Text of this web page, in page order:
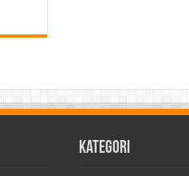
Kategori